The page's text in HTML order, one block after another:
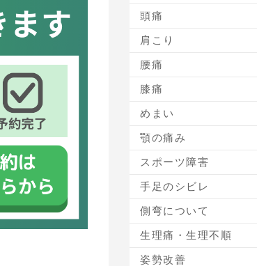
頭痛
肩こり
腰痛
膝痛
めまい
顎の痛み
スポーツ障害
手足のシビレ
側弯について
生理痛・生理不順
姿勢改善